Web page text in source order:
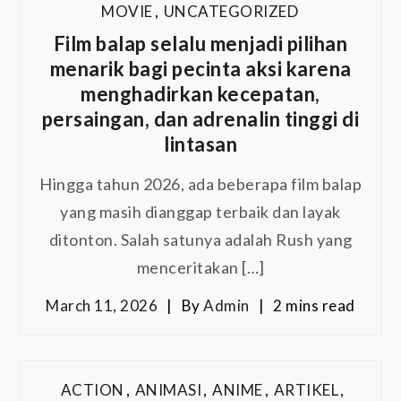
MOVIE, UNCATEGORIZED
Film balap selalu menjadi pilihan
menarik bagi pecinta aksi karena
menghadirkan kecepatan,
persaingan, dan adrenalin tinggi di
lintasan
Hingga tahun 2026, ada beberapa film balap
yang masih dianggap terbaik dan layak
ditonton. Salah satunya adalah Rush yang
menceritakan […]
March 11, 2026 ByAdmin 2 mins read
ACTION , ANIMASI, ANIME, ARTIKEL,